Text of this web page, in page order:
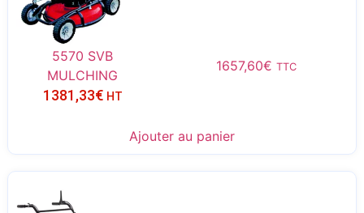
5570 SVB
MULCHING
1657,60€ TTC
1381,33€ HT
Ajouter au panier